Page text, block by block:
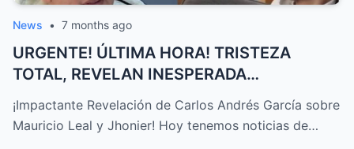
News • 7 months ago
URGENTE! ÚLTIMA HORA! TRISTEZA
TOTAL, REVELAN INESPERADA
DECLARACIÓN S...
¡Impactante Revelación de Carlos Andrés García sobre
Mauricio Leal y Jhonier! Hoy tenemos noticias de…